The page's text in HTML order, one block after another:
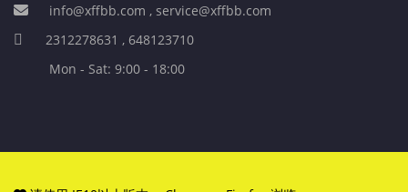
info@xffbb.com , service@xffbb.com
2312278631 , 648123710
Mon - Sat: 9:00 - 18:00